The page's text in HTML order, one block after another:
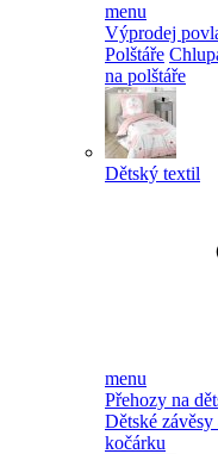
menu
Výprodej
Polštáře
na polštáře
Dětský textil
menu
Přehozy na
Dětské
kočárku